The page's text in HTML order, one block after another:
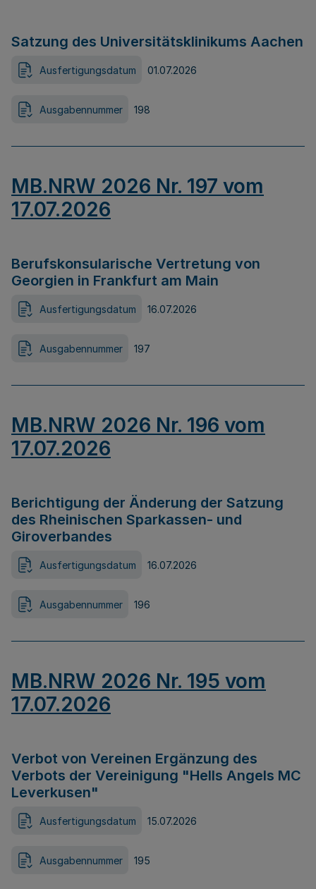
Satzung des Universitätsklinikums Aachen
Ausfertigungsdatum 01.07.2026
Ausgabennummer 198
MB.NRW 2026 Nr. 197 vom
17.07.2026
Berufskonsularische Vertretung von
Georgien in Frankfurt am Main
Ausfertigungsdatum 16.07.2026
Ausgabennummer 197
MB.NRW 2026 Nr. 196 vom
17.07.2026
Berichtigung der Änderung der Satzung
des Rheinischen Sparkassen- und
Giroverbandes
Ausfertigungsdatum 16.07.2026
Ausgabennummer 196
MB.NRW 2026 Nr. 195 vom
17.07.2026
Verbot von Vereinen Ergänzung des
Verbots der Vereinigung "Hells Angels MC
Leverkusen"
Ausfertigungsdatum 15.07.2026
Ausgabennummer 195